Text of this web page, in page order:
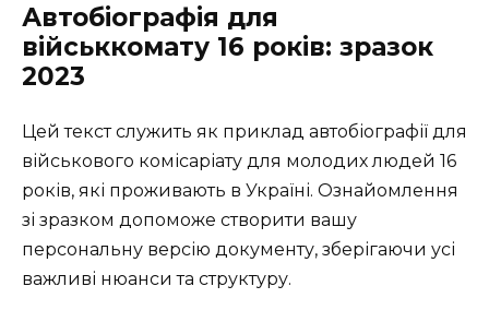
Автобіографія для
військкомату 16 років: зразок
2023
Цей текст служить як приклад автобіографії для
військового комісаріату для молодих людей 16
років, які проживають в Україні. Ознайомлення
зі зразком допоможе створити вашу
персональну версію документу, зберігаючи усі
важливі нюанси та структуру.